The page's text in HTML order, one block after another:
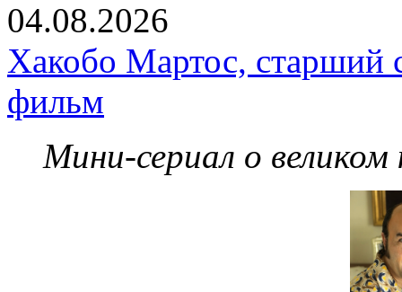
04.08.2026
Хакобо Мартос, старший
фильм
Мини-сериал о великом